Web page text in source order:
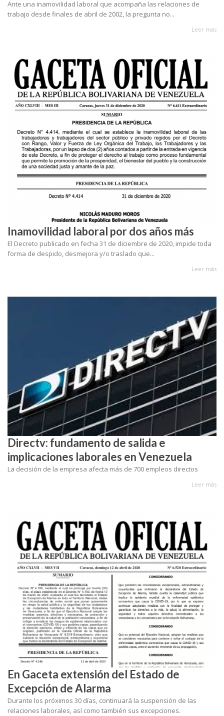
Ante una inamovilidad laboral que acompaña las relaciones de
trabajo desde finales de abril de 2002, la pregunta no...
Leer más
Inamovilidad laboral por dos años más
El Decreto publicado en fecha 31 de diciembre de 2020, impide toda
forma de despido, desmejora y/o traslado que...
Leer más
Directv: fundamento de salida e
implicaciones laborales en Venezuela
La decisión de la empresa afecta más de 700 empleos directos
Leer más
En Gaceta extensión del Estado de
Excepción de Alarma
Durante los próximos 30 días, continuará la suspensión de las
relaciones laborales, así como también sus excepciones.